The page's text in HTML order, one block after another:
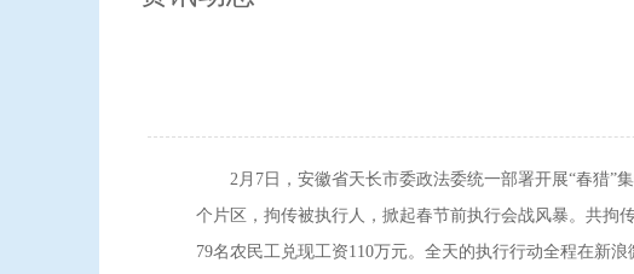
2月7日，安徽省天长市委政法委统一部署开展“春猎”集
个片区，拘传被执行人，掀起春节前执行会战风暴。共拘
79名农民工兑现工资110万元。全天的执行行动全程在新